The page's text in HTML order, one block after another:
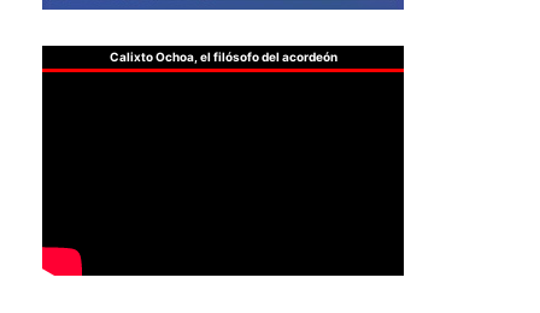
Calixto Ochoa, el filósofo del acordeón